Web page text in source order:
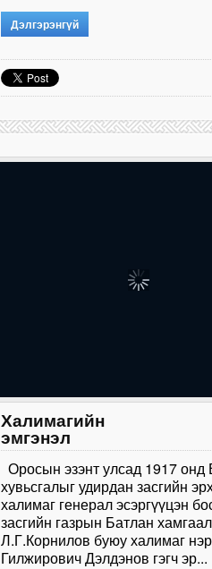
Дэлгэрэнгүй
Халимагийн
эмгэнэл
Оросын эзэнт улсад 1917
хувьсгалыг удирдан засгийн
халимаг генерал эсэргүүцэн
засгийн газрын Батлан
Л.Г.Корнилов буюу халимаг
Гилжирович Дэлдэнов гэгч эр...